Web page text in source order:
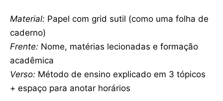
Material: Papel com grid sutil (como uma folha de
caderno)
Frente: Nome, matérias lecionadas e formação
acadêmica
Verso: Método de ensino explicado em 3 tópicos
+ espaço para anotar horários